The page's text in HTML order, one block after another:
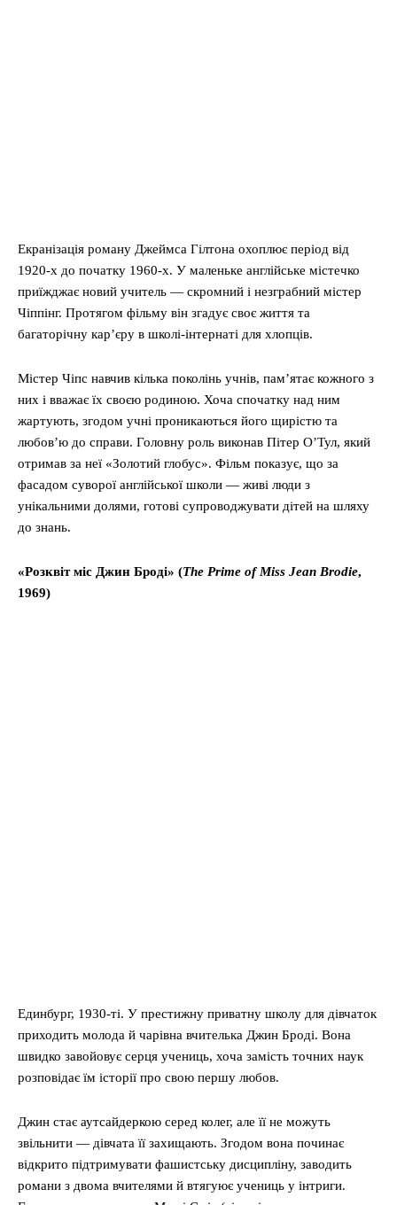
Екранізація роману Джеймса Гілтона охоплює період від
1920-х до початку 1960-х. У маленьке англійське містечко
приїжджає новий учитель — скромний і незграбний містер
Чіппінг. Протягом фільму він згадує своє життя та
багаторічну кар’єру в школі-інтернаті для хлопців.
Містер Чіпс навчив кілька поколінь учнів, пам’ятає кожного з
них і вважає їх своєю родиною. Хоча спочатку над ним
жартують, згодом учні проникаються його щирістю та
любов’ю до справи. Головну роль виконав Пітер О’Тул, який
отримав за неї «Золотий глобус». Фільм показує, що за
фасадом суворої англійської школи — живі люди з
унікальними долями, готові супроводжувати дітей на шляху
до знань.
«Розквіт міс Джин Броді» (The Prime of Miss Jean Brodie,
1969)
Единбург, 1930-ті. У престижну приватну школу для дівчаток
приходить молода й чарівна вчителька Джин Броді. Вона
швидко завойовує серця учениць, хоча замість точних наук
розповідає їм історії про свою першу любов.
Джин стає аутсайдеркою серед колег, але її не можуть
звільнити — дівчата її захищають. Згодом вона починає
відкрито підтримувати фашистську дисципліну, заводить
романи з двома вчителями й втягуює учениць у інтриги.